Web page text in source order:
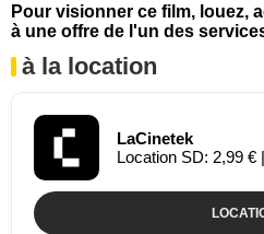
Pour visionner ce film, louez,
à une offre de l'un des
à la location
LaCinetek
Location SD: 2,99 €